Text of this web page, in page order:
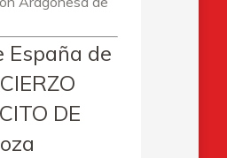
España de
DE